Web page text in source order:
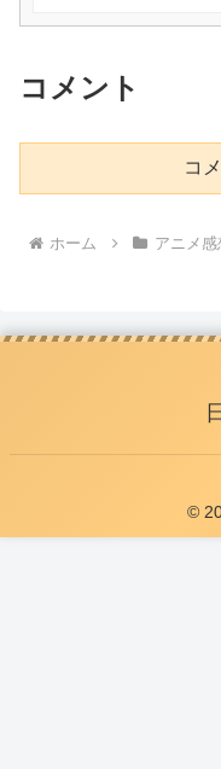
コメント
コ
ホーム アニメ感
©